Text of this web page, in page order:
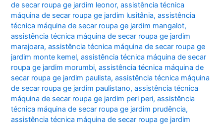
de secar roupa ge jardim leonor,assistência técnica
máquina de secar roupa ge jardim lusitânia,assistência
técnica máquina de secar roupa ge jardim mangalot,
assistência técnica máquina de secar roupa ge jardim
marajoara,assistência técnica máquina de secar roupa ge
jardim monte kemel,assistência técnica máquina de secar
roupa ge jardim morumbi,assistência técnica máquina de
secar roupa ge jardim paulista,assistência técnica máquina
de secar roupa ge jardim paulistano,assistência técnica
máquina de secar roupa ge jardim peri peri,assistência
técnica máquina de secar roupa ge jardim prudência,
assistência técnica máquina de secar roupa ge jardim